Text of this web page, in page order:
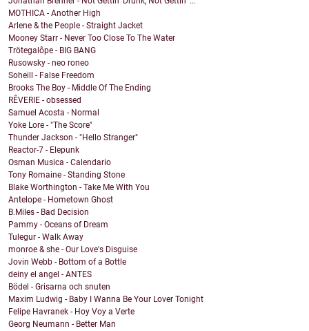
MOTHICA - Another High
Arlene & the People - Straight Jacket
Mooney Starr - Never Too Close To The Water
Trötegalôpe - BIG BANG
Rusowsky - neo roneo
Soheill - False Freedom
Brooks The Boy - Middle Of The Ending
RÊVERIE - obsessed
Samuel Acosta - Normal
Yoke Lore - "The Score"
Thunder Jackson - "Hello Stranger"
Reactor-7 - Elepunk
Osman Musica - Calendario
Tony Romaine - Standing Stone
Blake Worthington - Take Me With You
Antelope - Hometown Ghost
B.Miles - Bad Decision
Pammy - Oceans of Dream
Tulegur - Walk Away
monroe & she - Our Love's Disguise
Jovin Webb - Bottom of a Bottle
deiny el angel - ANTES
Bödel - Grisarna och snuten
Maxim Ludwig - Baby I Wanna Be Your Lover Tonight
Felipe Havranek - Hoy Voy a Verte
Georg Neumann - Better Man